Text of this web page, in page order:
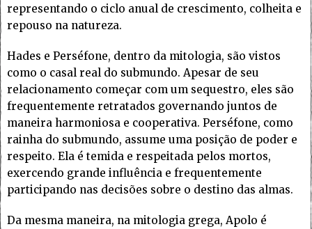
representando o ciclo anual de crescimento, colheita e
repouso na natureza.
Hades e Perséfone, dentro da mitologia, são vistos
como o casal real do submundo. Apesar de seu
relacionamento começar com um sequestro, eles são
frequentemente retratados governando juntos de
maneira harmoniosa e cooperativa. Perséfone, como
rainha do submundo, assume uma posição de poder e
respeito. Ela é temida e respeitada pelos mortos,
exercendo grande influência e frequentemente
participando nas decisões sobre o destino das almas.
Da mesma maneira, na mitologia grega, Apolo é